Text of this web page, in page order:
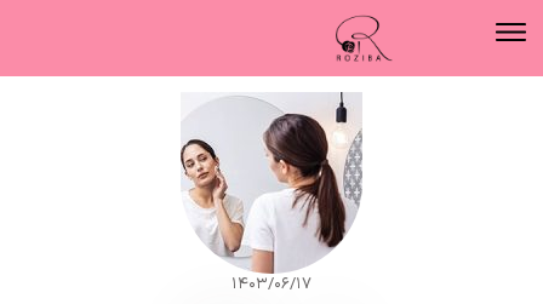
۱۴۰۳/۰۶/۱۷